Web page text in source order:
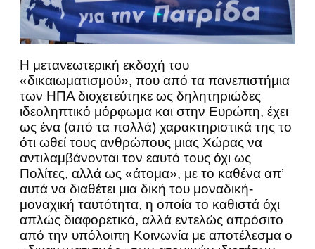
Η μετανεωτερική εκδοχή του
«δικαιωματισμού», που από τα πανεπιστήμια
των ΗΠΑ διοχετεύτηκε ως δηλητηριώδες
ιδεοληπτικό μόρφωμα και στην Ευρώπη, έχει
ως ένα (από τα πολλά) χαρακτηριστικά της το
ότι ωθεί τους ανθρώπους μιας Χώρας να
αντιλαμβάνονται τον εαυτό τους όχι ως
Πολίτες, αλλά ως «άτομα», με το καθένα απ’
αυτά να διαθέτει μια δική του μοναδική-
μοναχική ταυτότητα, η οποία το καθιστά όχι
απλώς διαφορετικό, αλλά εντελώς απρόσιτο
από την υπόλοιπη Κοινωνία με αποτέλεσμα ο